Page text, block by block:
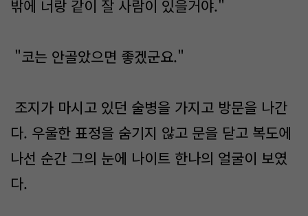
밖에 너랑 같이 잘 사람이 있을거야."
"코는 안골았으면 좋겠군요."
조지가 마시고 있던 술병을 가지고 방문을 나간
다. 우울한 표정을 숨기지 않고 문을 닫고 복도에
나선 순간 그의 눈에 나이트 한나의 얼굴이 보였
다.